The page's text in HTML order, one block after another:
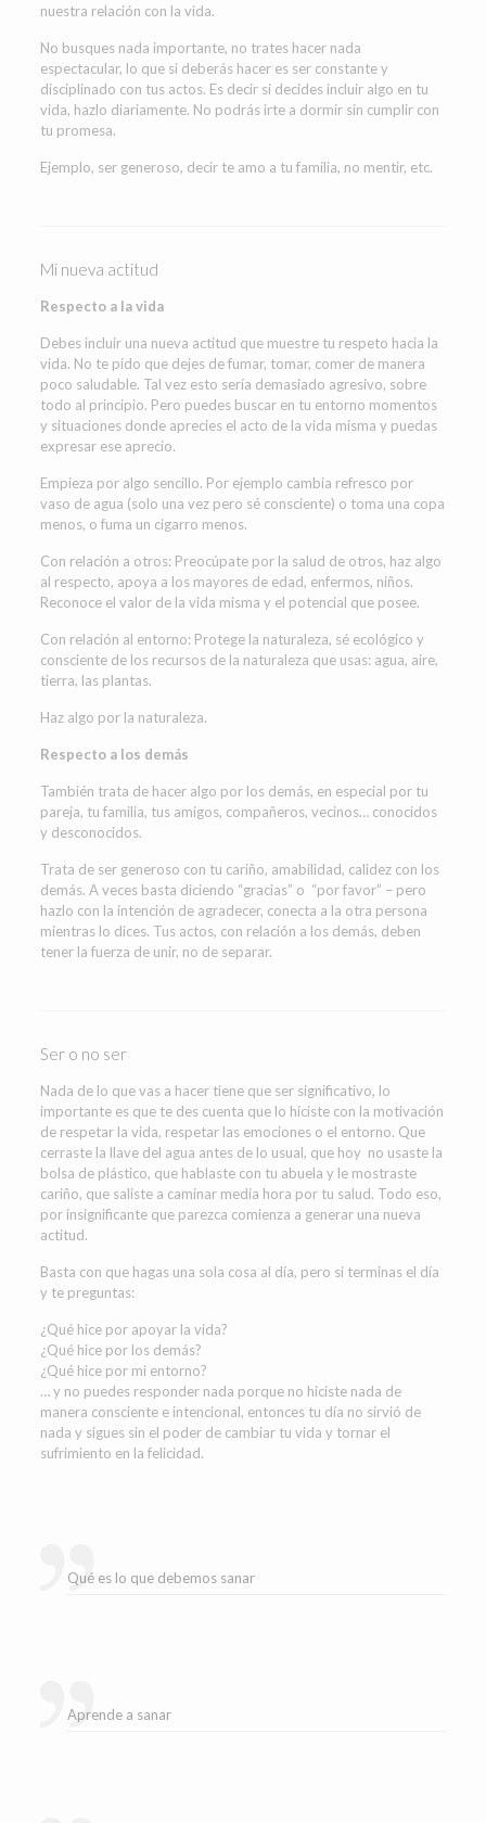
nuestra relación con la vida.
No busques nada importante, no trates hacer nada
espectacular, lo que si deberás hacer es ser constante y
disciplinado con tus actos. Es decir si decides incluir algo en tu
vida, hazlo diariamente. No podrás irte a dormir sin cumplir con
tu promesa.
Ejemplo, ser generoso, decir te amo a tu familia, no mentir, etc.
Mi nueva actitud
Respecto a la vida
Debes incluir una nueva actitud que muestre tu respeto hacia la
vida. No te pido que dejes de fumar, tomar, comer de manera
poco saludable. Tal vez esto sería demasiado agresivo, sobre
todo al principio. Pero puedes buscar en tu entorno momentos
y situaciones donde aprecies el acto de la vida misma y puedas
expresar ese aprecio.
Empieza por algo sencillo. Por ejemplo cambia refresco por
vaso de agua (solo una vez pero sé consciente) o toma una copa
menos, o fuma un cigarro menos.
Con relación a otros: Preocúpate por la salud de otros, haz algo
al respecto, apoya a los mayores de edad, enfermos, niños.
Reconoce el valor de la vida misma y el potencial que posee.
Con relación al entorno: Protege la naturaleza, sé ecológico y
consciente de los recursos de la naturaleza que usas: agua, aire,
tierra, las plantas.
Haz algo por la naturaleza.
Respecto a los demás
También trata de hacer algo por los demás, en especial por tu
pareja, tu familia, tus amigos, compañeros, vecinos… conocidos
y desconocidos.
Trata de ser generoso con tu cariño, amabilidad, calidez con los
demás. A veces basta diciendo “gracias” o “por favor” – pero
hazlo con la intención de agradecer, conecta a la otra persona
mientras lo dices. Tus actos, con relación a los demás, deben
tener la fuerza de unir, no de separar.
Ser o no ser
Nada de lo que vas a hacer tiene que ser significativo, lo
importante es que te des cuenta que lo hiciste con la motivación
de respetar la vida, respetar las emociones o el entorno. Que
cerraste la llave del agua antes de lo usual, que hoy no usaste la
bolsa de plástico, que hablaste con tu abuela y le mostraste
cariño, que saliste a caminar media hora por tu salud. Todo eso,
por insignificante que parezca comienza a generar una nueva
actitud.
Basta con que hagas una sola cosa al día, pero si terminas el día
y te preguntas:
¿Qué hice por apoyar la vida?
¿Qué hice por los demás?
¿Qué hice por mi entorno?
… y no puedes responder nada porque no hiciste nada de
manera consciente e intencional, entonces tu día no sirvió de
nada y sigues sin el poder de cambiar tu vida y tornar el
sufrimiento en la felicidad.
Qué es lo que debemos sanar
Aprende a sanar